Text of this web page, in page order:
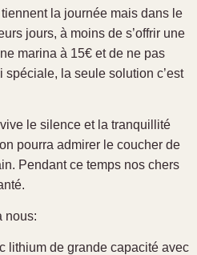
la journée mais dans le
jours, à moins de s’offrir une
marina à 15€ et de ne pas
la seule solution c’est
le silence et la tranquillité
pourra admirer le coucher de
Pendant ce temps nos chers
nous:
lithium de grande capacité avec